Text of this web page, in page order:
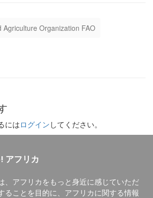
Agriculture Organization FAO
にはログイン してください。
フリカ
アフリカをもっと身近に感じていただ
ることを目的に、 アフリカに関する情報